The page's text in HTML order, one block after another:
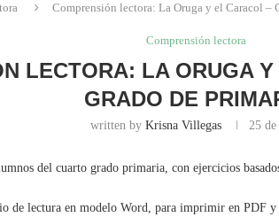
Comprensión lectora: La Oruga y el Caracol –
Comprensión lectora
LECTORA: LA ORUGA
GRADO DE
written by Krisna Villegas 25
del cuarto grado primaria, con ejercicios
de lectura en modelo Word, para imprimir en PDF y